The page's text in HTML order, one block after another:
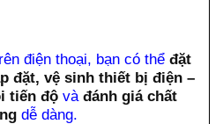
điện thoại, bạn có thể đặt
đặt, vệ sinh thiết bị điện –
tiến độvà đánh giá chất
dễ dàng.